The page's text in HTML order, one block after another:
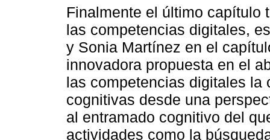
Finalmente el último capítulo
las competencias digitales,
y Sonia Martínez en el
innovadora propuesta en el
las competencias digitales la
cognitivas desde una
al entramado cognitivo del
actividades como la